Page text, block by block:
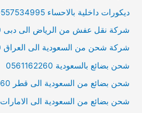
ديكورات داخلية بالاحساء 0557534995 بديل خشب بديل رخام
شركة نقل عفش من الرياض الى دبى 0561162260
شركة شحن من السعودية الى العراق 0561162260
شحن بضائع بالسعودية 0561162260
شحن بضائع من السعودية الى قطر 0561162260
شحن بضائع من السعودية الى الامارات 0561162260